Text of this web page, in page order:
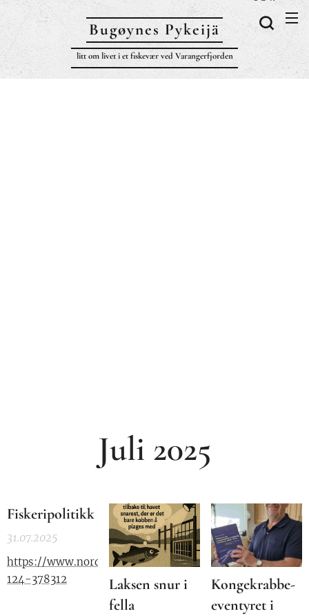
Bugøynes Pykeijä
litt om livet i et fiskevær ved Varangerfjorden
Juli 2025
Fiskeripolitikk
31.07.2025
https://www.nordnorskdebatt.no/5-
124-378312
Laksen snur i
fella
Kongekrabbe-
eventyret i